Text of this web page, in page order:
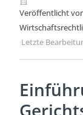
Veröffentlicht
·Letzte